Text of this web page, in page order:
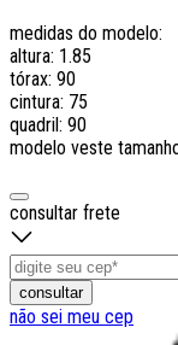
medidas do modelo:
altura: 1.85
tórax: 90
cintura: 75
quadril: 90
modelo veste
consultar frete
consultar
não sei meu cep